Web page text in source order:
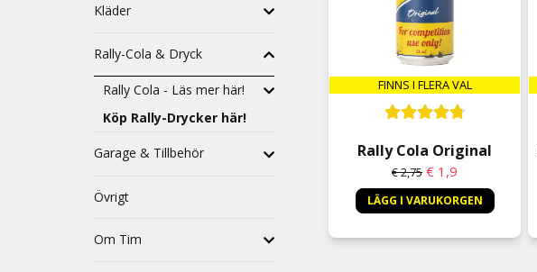
Kläder
Rally-Cola & Dryck
Rally Cola - Läs mer här!
Köp Rally-Drycker här!
Garage & Tillbehör
Övrigt
Om Tim
FINNS I FLERA VAL
Rally Cola Original
€ 2,75 € 1,9
LÄGG I VARUKORGEN